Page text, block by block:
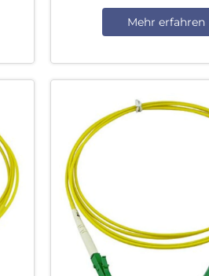
Mehr erfahren